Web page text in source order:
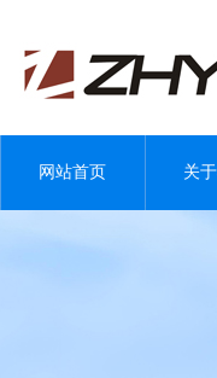
网站首页 关